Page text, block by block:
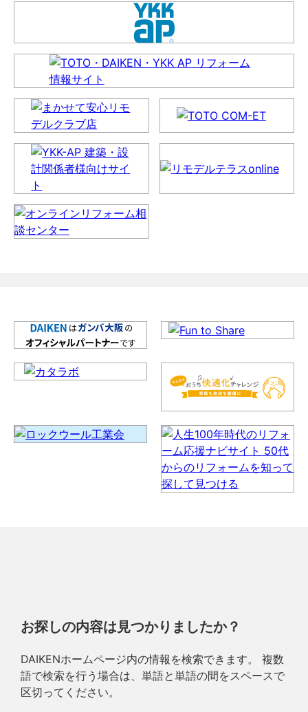
お探しの内容は見つかりましたか？
DAIKENホームページ内の情報を検索できます。 複数
語で検索を行う場合は、単語と単語の間をスペースで
区切ってください。